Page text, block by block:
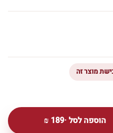
הוספה לסל ·189
₪